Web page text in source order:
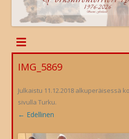
IMG_5869
Julkaistu 11.12.2018 alkuperäisessä
sivulla Turku.
← Edellinen